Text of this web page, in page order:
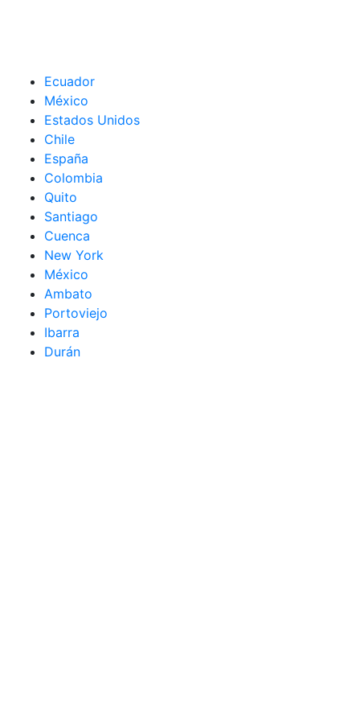
Ecuador
México
Estados Unidos
Chile
España
Colombia
Quito
Santiago
Cuenca
New York
México
Ambato
Portoviejo
Ibarra
Durán